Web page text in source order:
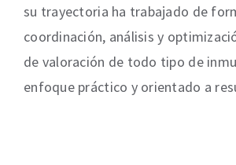
su trayectoria ha trabajado de
coordinación, análisis y
de valoración de todo tipo de
enfoque práctico y orientado a